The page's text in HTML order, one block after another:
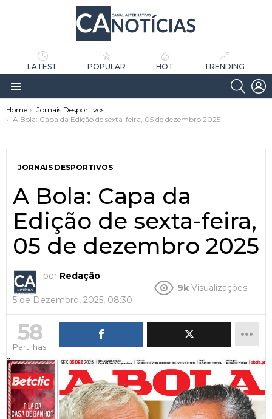
LATEST POPULAR HOT TRENDING
Menu
You are here:
Home
Jornais Desportivos
A Bola: Capa da Edição de sexta-feira, 05 de dezembro 2025
JORNAIS DESPORTIVOS
A Bola: Capa da
Edição de sexta-feira,
05 de dezembro 2025
por Redação
5 de Dezembro, 2025, 08:30
9k Visualizações
58
Partilhas